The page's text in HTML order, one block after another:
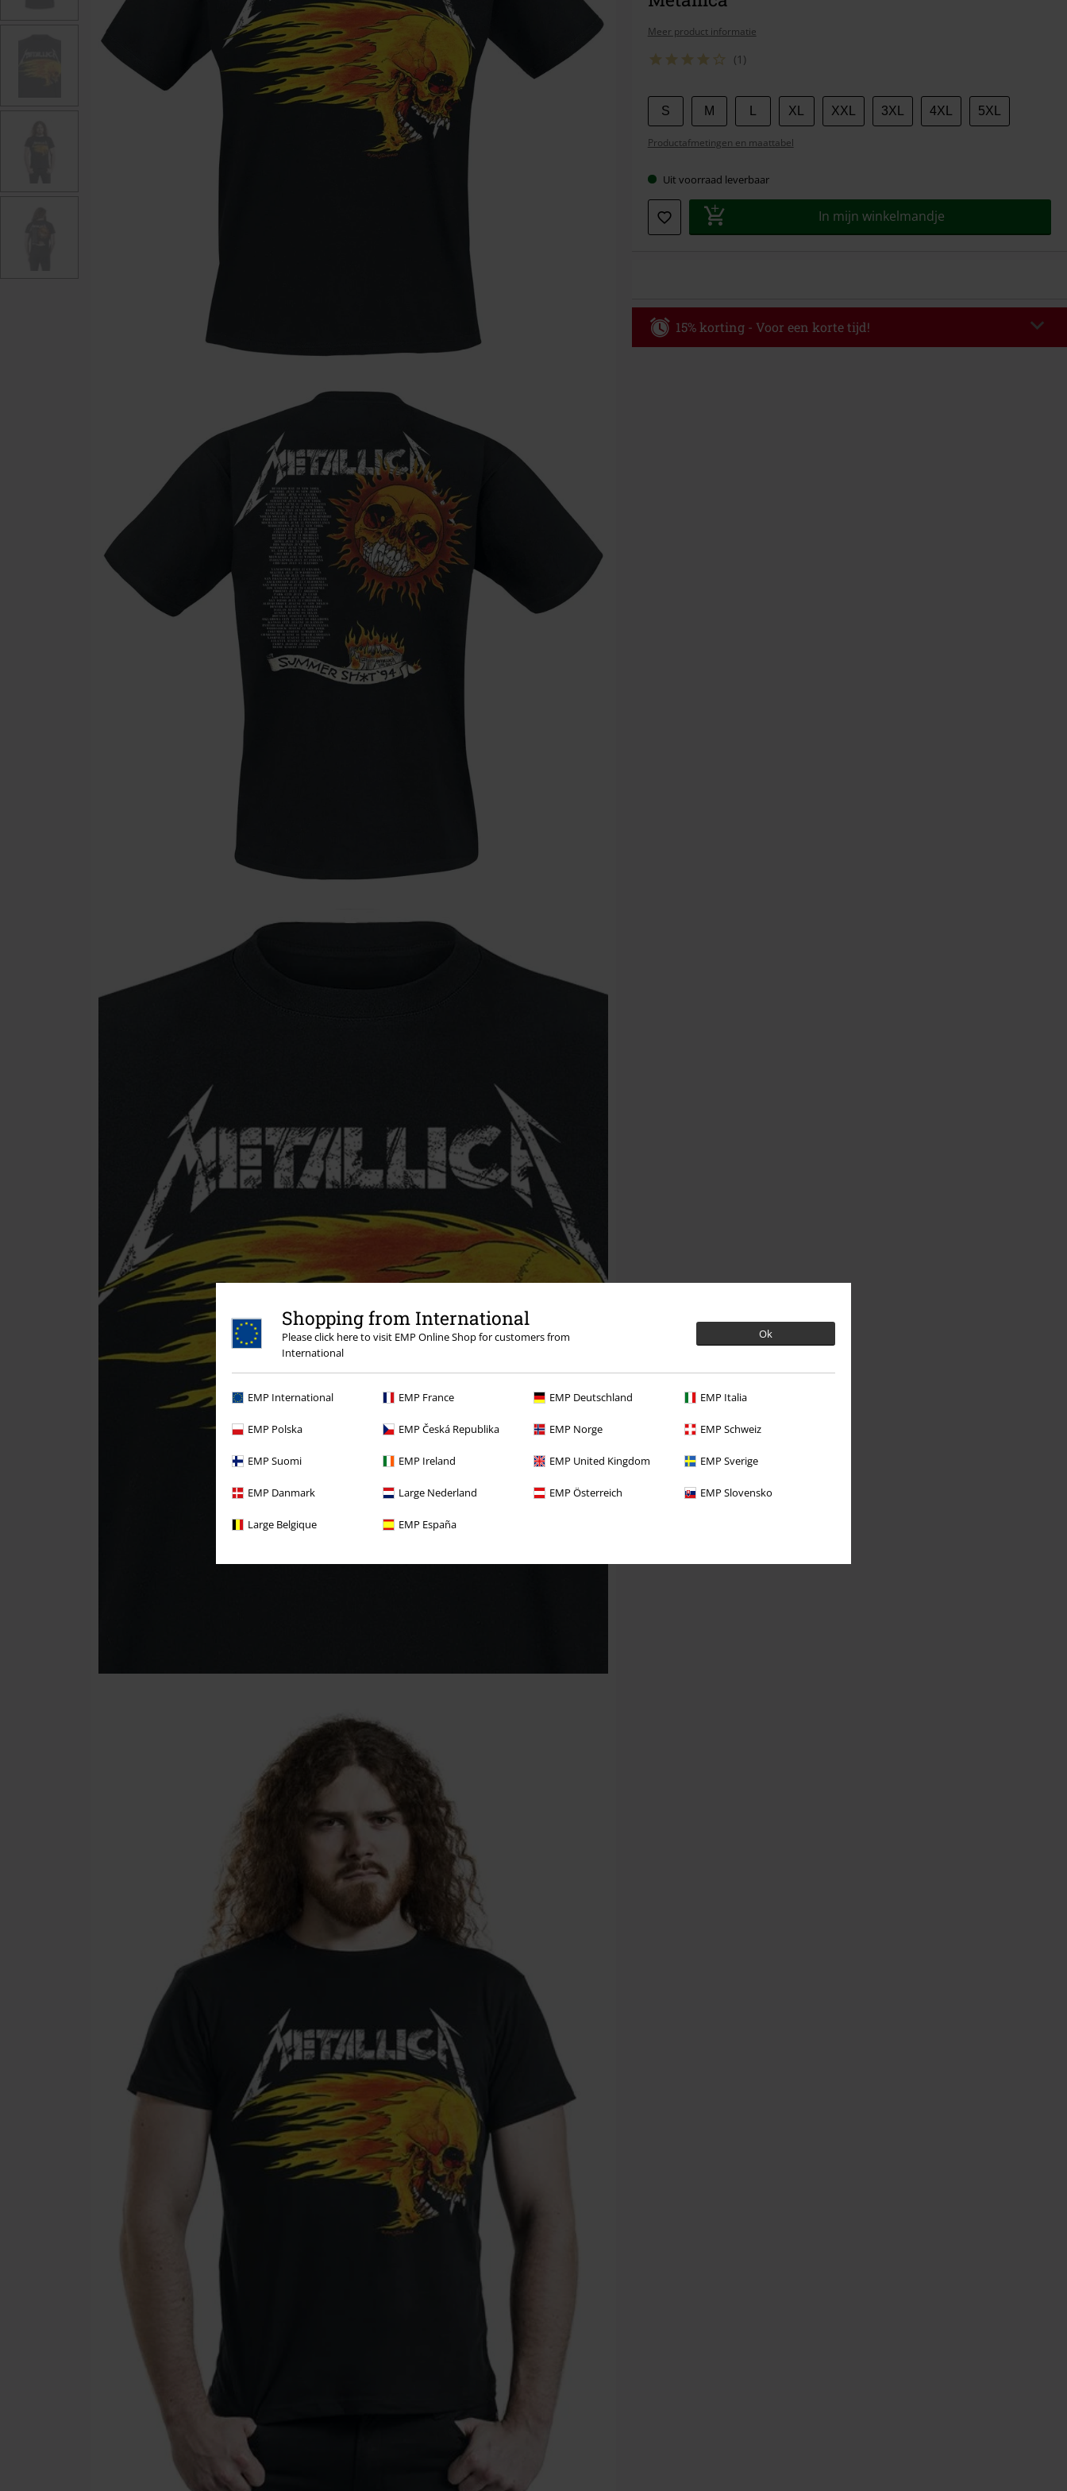
Shopping from International
Please click here to visit EMP Online Shop for customers from
International
Ok
EMP International EMP France EMP Deutschland EMP Italia
EMP Polska EMP Česká Republika EMP Norge EMP Schweiz
EMP Suomi EMP Ireland EMP United Kingdom EMP Sverige
EMP Danmark Large Nederland EMP Österreich EMP Slovensko
Large Belgique EMP España
Meer product informatie
(1)
Kies
je
maat
S M XL XXL 3XL 4XL 5XL
Productafmetingen en maattabel
Uit voorraad leverbaar
In mijn winkelmandje
15% korting - Voor een korte tijd!